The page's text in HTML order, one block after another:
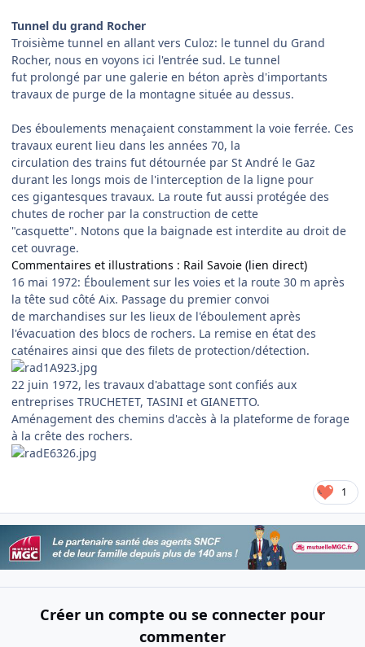
Tunnel du grand Rocher
Troisième tunnel en allant vers Culoz: le tunnel du Grand
Rocher, nous en voyons ici l'entrée sud. Le tunnel
fut prolongé par une galerie en béton après d'importants
travaux de purge de la montagne située au dessus.
Des éboulements menaçaient constamment la voie ferrée. Ces
travaux eurent lieu dans les années 70, la
circulation des trains fut détournée par St André le Gaz
durant les longs mois de l'interception de la ligne pour
ces gigantesques travaux. La route fut aussi protégée des
chutes de rocher par la construction de cette
"casquette". Notons que la baignade est interdite au droit de
cet ouvrage.
Commentaires et illustrations : Rail Savoie (lien direct)
16 mai 1972: Éboulement sur les voies et la route 30 m après
la tête sud côté Aix. Passage du premier convoi
de marchandises sur les lieux de l'éboulement après
l'évacuation des blocs de rochers. La remise en état des
caténaires ainsi que des filets de protection/détection.
22 juin 1972, les travaux d'abattage sont confiés aux
entreprises TRUCHETET, TASINI et GIANETTO.
Aménagement des chemins d'accès à la plateforme de forage
à la crête des rochers.
1
Créer un compte ou se connecter pour
commenter